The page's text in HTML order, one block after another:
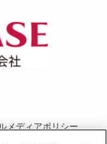
メディアポリシー